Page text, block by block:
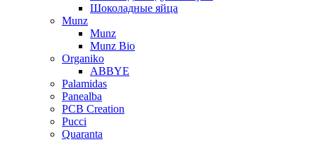
Шоколадные яйца
Munz
Munz
Munz Bio
Organiko
ABBYE
Palamidas
Panealba
PCB Creation
Pucci
Quaranta